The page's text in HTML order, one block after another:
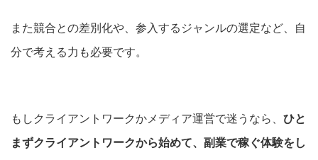
また競合との差別化や、参入するジャンルの選定など、自
分で考える力も必要です。
もしクライアントワークかメディア運営で迷うなら、 ひと
まずクライアントワークから始めて、副業で稼ぐ体験をし